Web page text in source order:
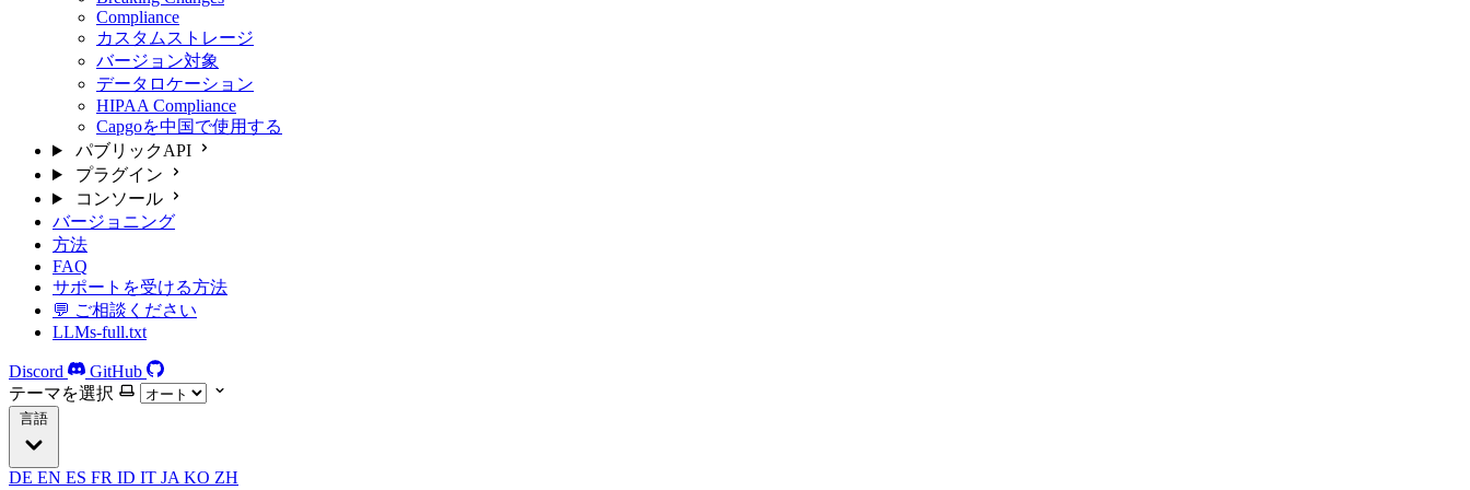
Compliance
カスタムストレージ
バージョン対象
データロケーション
HIPAA Compliance
Capgoを中国で使用する
パブリックAPI
プラグイン
コンソール
バージョニング
方法
FAQ
サポートを受ける方法
💬 ご相談ください
LLMs-full.txt
Discord
GitHub
テーマを選択
言語
DE EN ES FR ID IT JA KO ZH